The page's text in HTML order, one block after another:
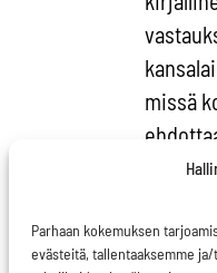
Parhaan kokemuksen
evästeitä, tallentaaksemme
missä
16 EU:n